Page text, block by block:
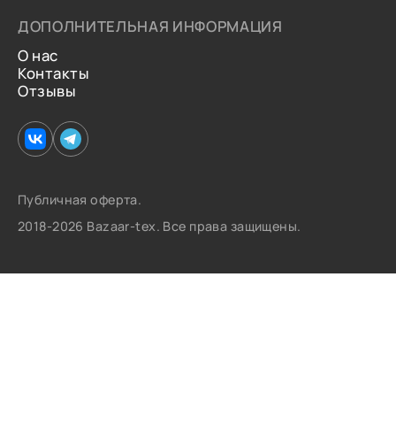
ДОПОЛНИТЕЛЬНАЯ ИНФОРМАЦИЯ
О нас
Контакты
Отзывы
Публичная оферта.
2018-2026 Bazaar-tex. Все права защищены.